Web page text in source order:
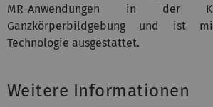
MR-Anwendungen in der
Ganzkörperbildgebung und ist
Technologie ausgestattet.
Weitere Informationen